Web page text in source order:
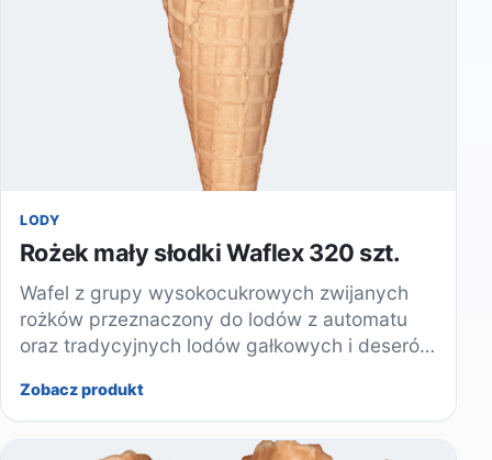
LODY
Rożek mały słodki Waflex 320 szt.
Wafel z grupy wysokocukrowych zwijanych
rożków przeznaczony do lodów z automatu
oraz tradycyjnych lodów gałkowych i deserów
Zobacz produkt